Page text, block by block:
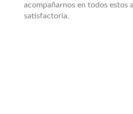
acompañarnos en todos estos
satisfactoria.